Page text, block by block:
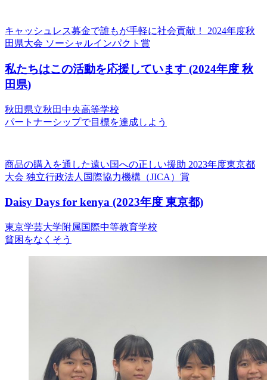
キャッシュレス募金で誰もが手軽に社会貢献！ 2024年度秋
田県大会 ソーシャルインパクト賞
私たちはこの活動を応援しています (2024年度 秋
田県)
秋田県立秋田中央高等学校
パートナーシップで目標を達成しよう
商品の購入を通した遠い国への正しい援助 2023年度東京都
大会 独立行政法人国際協力機構（JICA）賞
Daisy Days for kenya (2023年度 東京都)
東京学芸大学附属国際中等教育学校
貧困をなくそう